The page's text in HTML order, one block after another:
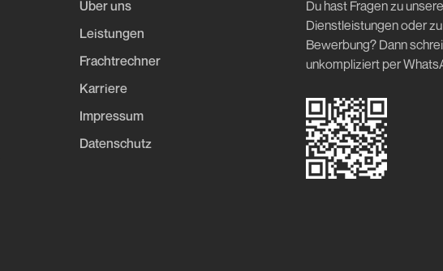
Über uns
Leistungen
Frachtrechner
Karriere
Impressum
Datenschutz
Du hast Fragen zu
Dienstleistungen oder
Bewerbung? Dann
unkompliziert per